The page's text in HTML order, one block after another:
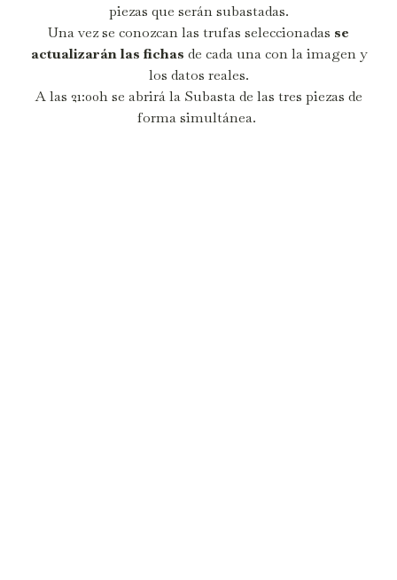
piezas que serán subastadas.
Una vez se conozcan las trufas seleccionadas se
actualizarán las fichas de cada una con la imagen y
los datos reales.
A las 21:00h se abrirá la Subasta de las tres piezas de
forma simultánea.